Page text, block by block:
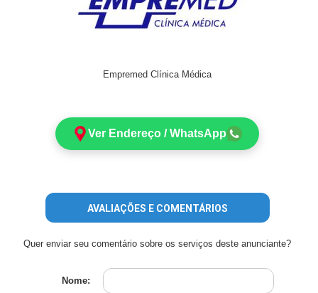
Empremed Clínica Médica
Ver Endereço / WhatsApp
AVALIAÇÕES E COMENTÁRIOS
Quer enviar seu comentário sobre os serviços deste anunciante?
Nome: